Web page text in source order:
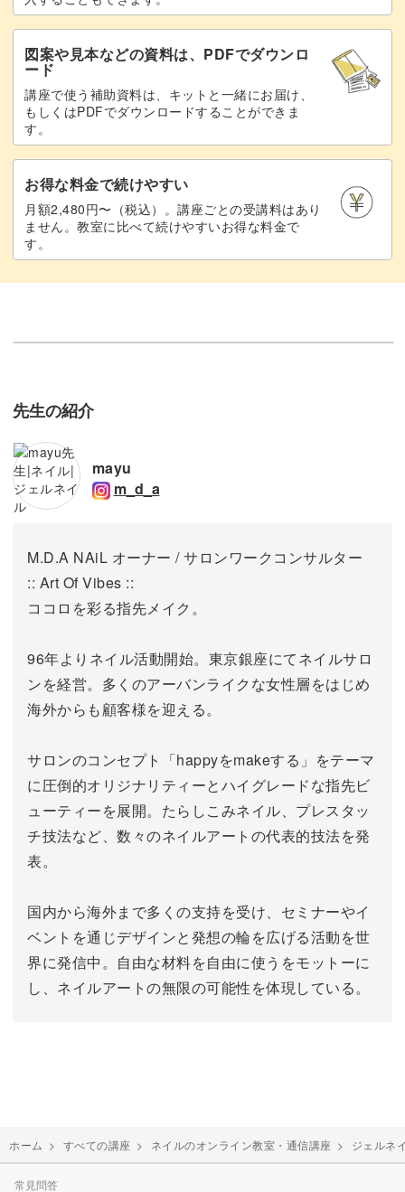
図案や見本などの資料は、PDFでダウンロ
ード
講座で使う補助資料は、キットと一緒にお届け、
もしくはPDFでダウンロードすることができま
す。
お得な料金で続けやすい
月額2,480円〜（税込）。講座ごとの受講料はあり
ません。教室に比べて続けやすいお得な料金で
す。
先生の紹介
mayu
m_d_a
M.D.A NAiL オーナー / サロンワークコンサルター
:: Art Of Vibes ::
ココロを彩る指先メイク。
96年よりネイル活動開始。東京銀座にてネイルサロ
ンを経営。 多くのアーバンライクな女性層をはじめ
海外からも顧客様を迎える。
サロンのコンセプト「happyをmakeする」をテーマ
に圧倒的オリジナリティーとハイグレードな指先ビ
ューティーを展開。 たらしこみネイル、プレスタッ
チ技法など、数々のネイルアートの代表的技法を発
表。
国内から海外まで多くの支持を受け、セミナーやイ
ベントを通じデザインと発想の輪を広げる活動を世
界に発信中。 自由な材料を自由に使うをモットーに
し、ネイルアートの無限の可能性を体現している。
ホーム > すべての講座 > ネイルのオンライン教室・通信講座 > ジェルネ
常見問答